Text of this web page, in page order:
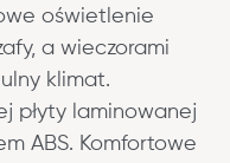
oświetlenie
a wieczorami
klimat.
płyty laminowanej
ABS. Komfortowe